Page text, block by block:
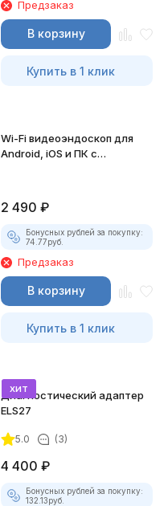
Предзаказ
В корзину
Купить в 1 клик
Wi-Fi видеоэндоскоп для
Android, iOS и ПК с
2 490 ₽
Бонусных рублей за покупку:
74.77руб.
Предзаказ
В корзину
Купить в 1 клик
хит
Диагностический адаптер
ELS27
5.0 (3)
4 400 ₽
Бонусных рублей за покупку:
132.13руб.